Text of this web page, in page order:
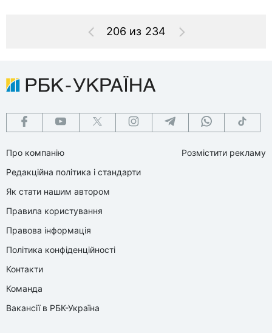
206 из 234
Про компанію
Редакційна політика і стандарти
Як стати нашим автором
Правила користування
Правова інформація
Політика конфіденційності
Контакти
Команда
Вакансії в РБК-Україна
Розмістити рекламу